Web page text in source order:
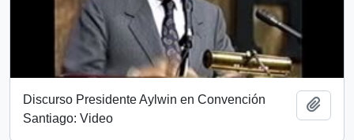
Discurso Presidente Aylwin en Convención
Santiago: Video